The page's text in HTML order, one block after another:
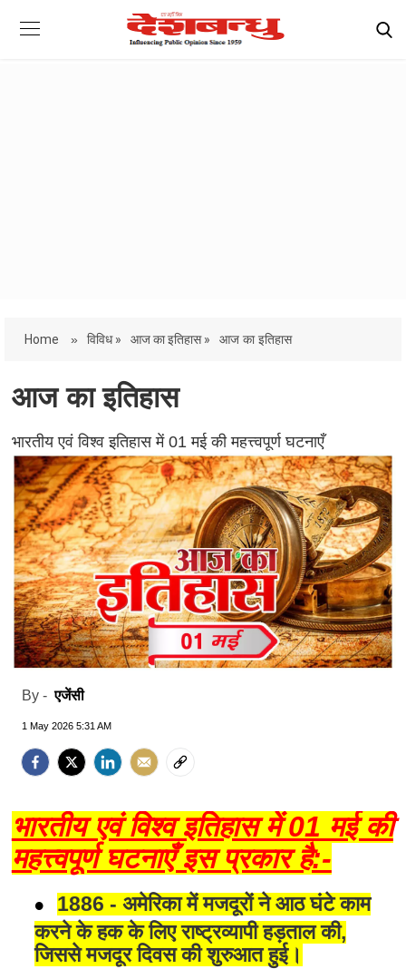
Home » विविध » आज का इतिहास » आज का इतिहास
आज का इतिहास
भारतीय एवं विश्व इतिहास में 01 मई की महत्त्वपूर्ण घटनाएँ
By -एजेंसी
1 May 2026 5:31 AM
भारतीय एवं विश्व इतिहास में 01 मई की
महत्त्वपूर्ण घटनाएँ इस प्रकार है:-
1886 - अमेरिका में मजदूरों ने आठ घंटे काम
करने के हक के लिए राष्ट्रव्यापी हड़ताल की,
जिससे मजदूर दिवस की शुरुआत हुई।